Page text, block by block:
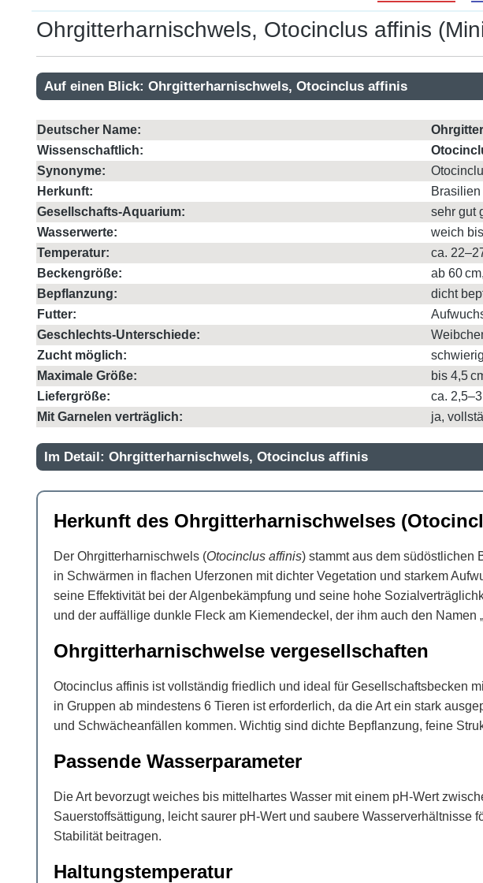
Ohrgitterharnischwels, Otocinclus affinis
Auf einen Blick: Ohrgitterharnischwels, Otocinclus affinis
Deutscher Name:
Wissenschaftlich:
Synonyme:
Herkunft:
Gesellschafts-Aquarium:
sehr gut
Wasserwerte:
weich
Temperatur:
ca.
Beckengröße:
ab 60
Bepflanzung:
dicht
Futter:
Geschlechts-Unterschiede:
Zucht möglich:
Maximale Größe:
bis 4,5
Liefergröße:
ca.
Mit Garnelen verträglich:
ja,
Im Detail: Ohrgitterharnischwels, Otocinclus affinis
Herkunft des Ohrgitterharnischwelses
Der Ohrgitterharnischwels (Otocinclus affinis) stammt aus dem südöstlichen
in Schwärmen in flachen Uferzonen mit dichter Vegetation und starkem
seine Effektivität bei der Algenbekämpfung und seine hohe
und der auffällige dunkle Fleck am Kiemendeckel, der ihm auch den Namen
Ohrgitterharnischwelse vergesellschaften
Otocinclus affinis ist vollständig friedlich und ideal für Gesellschaftsbecken
in Gruppen ab mindestens 6 Tieren ist erforderlich, da die Art ein stark
und Schwächeanfällen kommen. Wichtig sind dichte Bepflanzung, feine
Passende Wasserparameter
Die Art bevorzugt weiches bis mittelhartes Wasser mit einem pH-Wert
Sauerstoffsättigung, leicht saurer pH-Wert und saubere
Stabilität beitragen.
Haltungstemperatur